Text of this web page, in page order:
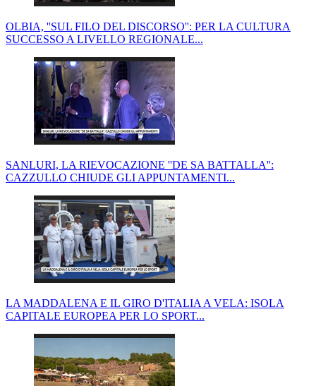
OLBIA, ''SUL FILO DEL DISCORSO'': PER LA CULTURA
SUCCESSO A LIVELLO REGIONALE...
SANLURI, LA RIEVOCAZIONE ''DE SA BATTALLA'':
CAZZULLO CHIUDE GLI APPUNTAMENTI...
LA MADDALENA E IL GIRO D'ITALIA A VELA: ISOLA
CAPITALE EUROPEA PER LO SPORT...